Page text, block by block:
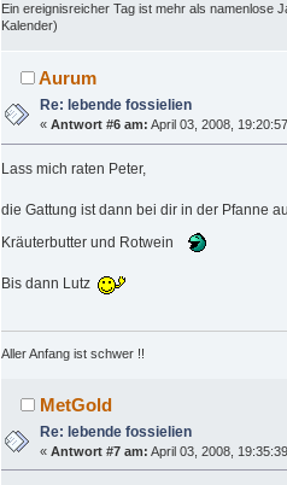
Ein ereignisreicher Tag ist mehr als namenlose
Kalender)
Aurum
Re: lebende fossielien
«Antwort #6 am: April 03, 2008,
Lass mich raten Peter,
die Gattung ist dann bei dir in der Pfanne
Kräuterbutter und Rotwein
Bis dann Lutz
Aller Anfang ist schwer !!
MetGold
Re: lebende fossielien
«Antwort #7 am: April 03, 2008,